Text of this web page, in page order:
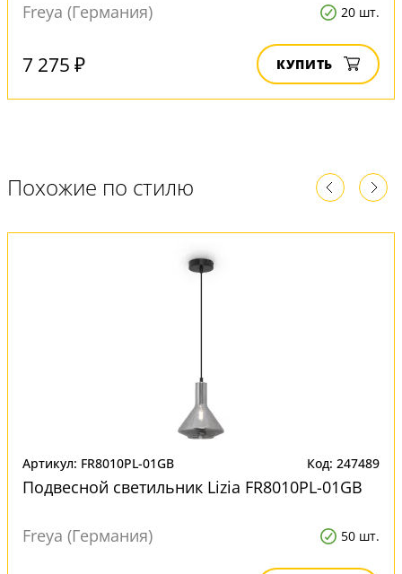
Freya (Германия) 20 шт.
7 275 ₽ КУПИТЬ
Похожие по стилю
Артикул: FR8010PL-01GB Код: 247489
Подвесной светильник Lizia FR8010PL-01GB
Freya (Германия) 50 шт.